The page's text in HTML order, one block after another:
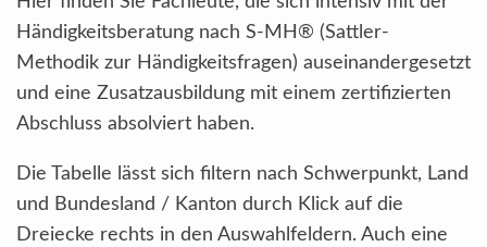
Händigkeitsberatung nach S-MH® (Sattler-
Methodik zur Händigkeitsfragen) auseinandergesetzt
und eine Zusatzausbildung mit einem zertifizierten
Abschluss absolviert haben.
Die Tabelle lässt sich filtern nach Schwerpunkt, Land
und Bundesland / Kanton durch Klick auf die
Dreiecke rechts in den Auswahlfeldern. Auch eine